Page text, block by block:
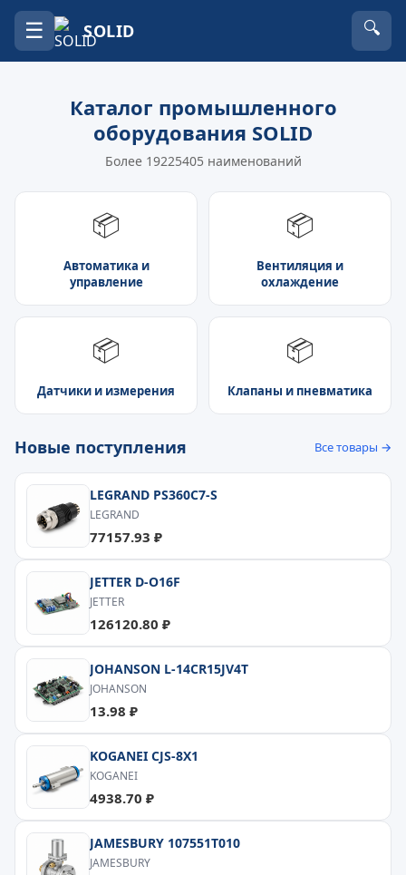
☰ SOLID 🔍
Каталог промышленного
оборудования SOLID
Более 19225405 наименований
📦
Автоматика и
управление
📦
Вентиляция и
охлаждение
📦
Датчики и измерения
📦
Клапаны и пневматика
Новые поступления Все товары →
LEGRAND PS360C7-S
LEGRAND
77157.93 ₽
JETTER D-O16F
JETTER
126120.80 ₽
JOHANSON L-14CR15JV4T
JOHANSON
13.98 ₽
KOGANEI CJS-8X1
KOGANEI
4938.70 ₽
JAMESBURY 107551T010
JAMESBURY